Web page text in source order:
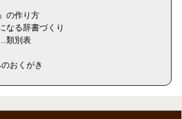
の作り方
なる辞書づくり
類別表
おくがき